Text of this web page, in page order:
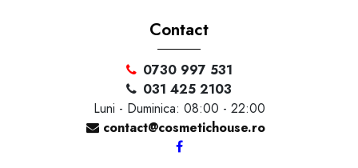
Contact
0730 997 531
031 425 2103
Luni - Duminica: 08:00 - 22:00
contact@cosmetichouse.ro